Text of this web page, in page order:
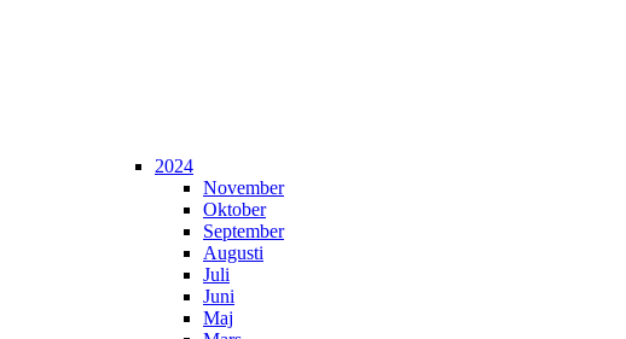
2024
November
Oktober
September
Augusti
Juli
Juni
Maj